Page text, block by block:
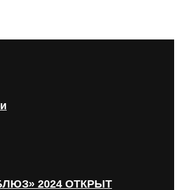
2024 ОТКРЫТ